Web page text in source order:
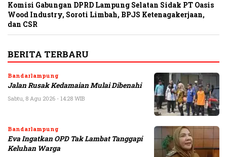
Komisi Gabungan DPRD Lampung Selatan Sidak PT Oasis
Wood Industry, Soroti Limbah, BPJS Ketenagakerjaan,
dan CSR
BERITA TERBARU
Bandarlampung
Jalan Rusak Kedamaian Mulai Dibenahi
Sabtu, 8 Agu 2026 - 14:28 WIB
Bandarlampung
Eva Ingatkan OPD Tak Lambat Tanggapi
Keluhan Warga